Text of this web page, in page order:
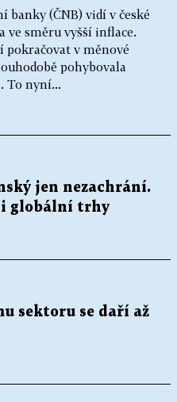
banky (ČNB) vidí v české
ve směru vyšší inflace.
pokračovat v měnové
pohybovala
To nyní...
jen nezachrání.
i globální trhy
sektoru se daří až